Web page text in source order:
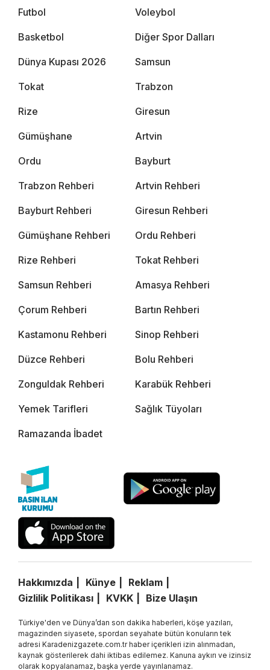
Futbol Voleybol
Basketbol Diğer Spor Dalları
Dünya Kupası 2026 Samsun
Tokat Trabzon
Rize Giresun
Gümüşhane Artvin
Ordu Bayburt
Trabzon Rehberi Artvin Rehberi
Bayburt Rehberi Giresun Rehberi
Gümüşhane Rehberi Ordu Rehberi
Rize Rehberi Tokat Rehberi
Samsun Rehberi Amasya Rehberi
Çorum Rehberi Bartın Rehberi
Kastamonu Rehberi Sinop Rehberi
Düzce Rehberi Bolu Rehberi
Zonguldak Rehberi Karabük Rehberi
Yemek Tarifleri Sağlık Tüyoları
Ramazanda İbadet
Hakkımızda Künye
Reklam
Gizlilik Politikası
KVKK Bize Ulaşın
Türkiye'den ve Dünya’dan son dakika haberleri, köşe yazıları,
magazinden siyasete, spordan seyahate bütün konuların tek
adresi Karadenizgazete.com.tr haber içerikleri izin alınmadan,
kaynak gösterilerek dahi iktibas edilemez. Kanuna aykırı ve izinsiz
olarak kopyalanamaz, başka yerde yayınlanamaz.